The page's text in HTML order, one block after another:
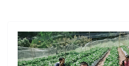
ภาคตะวันออกสู่จุดหมายปลาย